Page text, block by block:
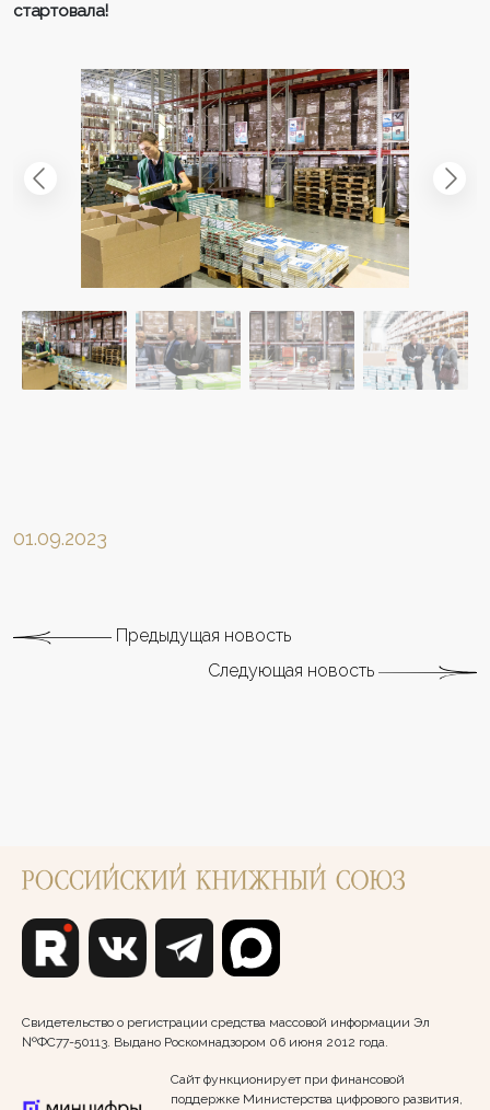
стартовала!
01.09.2023
Предыдущая новость
Следующая новость
Свидетельство о регистрации средства массовой информации Эл
№ФС77-50113. Выдано Роскомнадзором 06 июня 2012 года.
Сайт функционирует при финансовой
поддержке Министерства цифрового развития,